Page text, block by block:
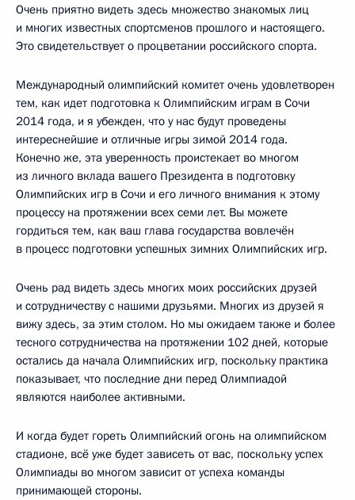
Очень приятно видеть здесь множество знакомых лиц
и многих известных спортсменов прошлого и настоящего.
Это свидетельствует о процветании российского спорта.
Международный олимпийский комитет очень удовлетворен
тем, как идет подготовка к Олимпийским играм в Сочи
2014 года, и я убежден, что у нас будут проведены
интереснейшие и отличные игры зимой 2014 года.
Конечно же, эта уверенность проистекает во многом
из личного вклада вашего Президента в подготовку
Олимпийских игр в Сочи и его личного внимания к этому
процессу на протяжении всех семи лет. Вы можете
гордиться тем, как ваш глава государства вовлечён
в процесс подготовки успешных зимних Олимпийских игр.
Очень рад видеть здесь многих моих российских друзей
и сотрудничеству с нашими друзьями. Многих из друзей я
вижу здесь, за этим столом. Но мы ожидаем также и более
тесного сотрудничества на протяжении 102 дней, которые
остались да начала Олимпийских игр, поскольку практика
показывает, что последние дни перед Олимпиадой
являются наиболее активными.
И когда будет гореть Олимпийский огонь на олимпийском
стадионе, всё уже будет зависеть от вас, поскольку успех
Олимпиады во многом зависит от успеха команды
принимающей стороны.